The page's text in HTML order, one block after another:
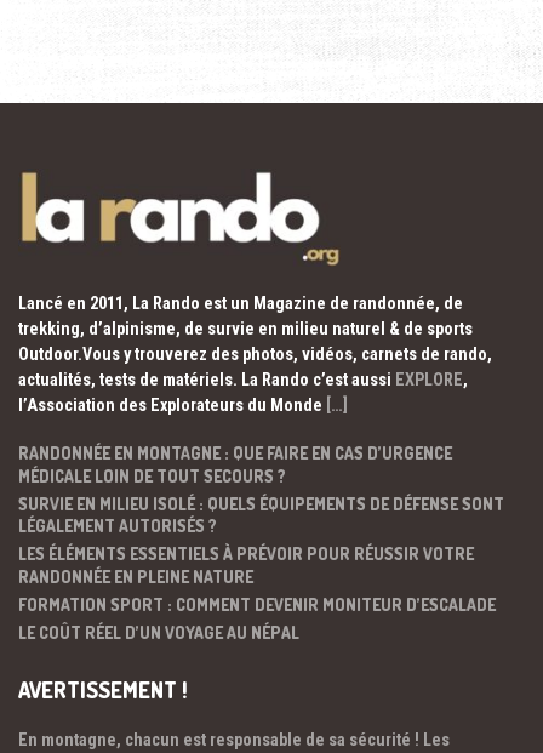
Lancé en 2011, La Rando est un Magazine de randonnée, de
trekking, d’alpinisme, de survie en milieu naturel & de sports
Outdoor.Vous y trouverez des photos, vidéos, carnets de rando,
actualités, tests de matériels. La Rando c’est aussi EXPLORE,
l’Association des Explorateurs du Monde […]
RANDONNÉE EN MONTAGNE : QUE FAIRE EN CAS D’URGENCE
MÉDICALE LOIN DE TOUT SECOURS ?
SURVIE EN MILIEU ISOLÉ : QUELS ÉQUIPEMENTS DE DÉFENSE SONT
LÉGALEMENT AUTORISÉS ?
LES ÉLÉMENTS ESSENTIELS À PRÉVOIR POUR RÉUSSIR VOTRE
RANDONNÉE EN PLEINE NATURE
FORMATION SPORT : COMMENT DEVENIR MONITEUR D’ESCALADE
LE COÛT RÉEL D’UN VOYAGE AU NÉPAL
AVERTISSEMENT !
En montagne, chacun est responsable de sa sécurité ! Les